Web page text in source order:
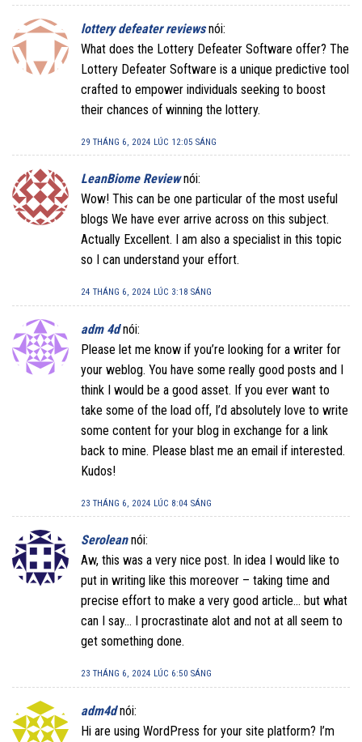
lottery defeater reviews nói:
What does the Lottery Defeater Software offer? The
Lottery Defeater Software is a unique predictive tool
crafted to empower individuals seeking to boost
their chances of winning the lottery.
29 THÁNG 6, 2024 LÚC 12:05 SÁNG
LeanBiome Review nói:
Wow! This can be one particular of the most useful
blogs We have ever arrive across on this subject.
Actually Excellent. I am also a specialist in this topic
so I can understand your effort.
24 THÁNG 6, 2024 LÚC 3:18 SÁNG
adm 4d nói:
Please let me know if you’re looking for a writer for
your weblog. You have some really good posts and I
think I would be a good asset. If you ever want to
take some of the load off, I’d absolutely love to write
some content for your blog in exchange for a link
back to mine. Please blast me an email if interested.
Kudos!
23 THÁNG 6, 2024 LÚC 8:04 SÁNG
Serolean nói:
Aw, this was a very nice post. In idea I would like to
put in writing like this moreover – taking time and
precise effort to make a very good article… but what
can I say… I procrastinate alot and not at all seem to
get something done.
23 THÁNG 6, 2024 LÚC 6:50 SÁNG
adm4d nói:
Hi are using WordPress for your site platform? I’m